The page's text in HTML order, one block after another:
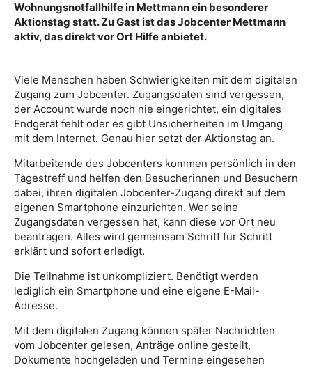
Wohnungsnotfallhilfe in Mettmann ein besonderer
Aktionstag statt. Zu Gast ist das Jobcenter Mettmann
aktiv, das direkt vor Ort Hilfe anbietet.
Viele Menschen haben Schwierigkeiten mit dem digitalen
Zugang zum Jobcenter. Zugangsdaten sind vergessen,
der Account wurde noch nie eingerichtet, ein digitales
Endgerät fehlt oder es gibt Unsicherheiten im Umgang
mit dem Internet. Genau hier setzt der Aktionstag an.
Mitarbeitende des Jobcenters kommen persönlich in den
Tagestreff und helfen den Besucherinnen und Besuchern
dabei, ihren digitalen Jobcenter-Zugang direkt auf dem
eigenen Smartphone einzurichten. Wer seine
Zugangsdaten vergessen hat, kann diese vor Ort neu
beantragen. Alles wird gemeinsam Schritt für Schritt
erklärt und sofort erledigt.
Die Teilnahme ist unkompliziert. Benötigt werden
lediglich ein Smartphone und eine eigene E-Mail-
Adresse.
Mit dem digitalen Zugang können später Nachrichten
vom Jobcenter gelesen, Anträge online gestellt,
Dokumente hochgeladen und Termine eingesehen